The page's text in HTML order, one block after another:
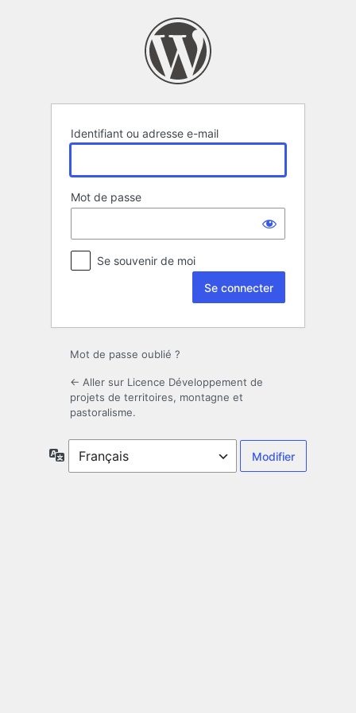
Identifiant ou adresse e-mail
Mot de passe
Se souvenir de moi
Mot de passe oublié ?
← Aller sur Licence Développement de
projets de territoires, montagne et
pastoralisme.
Langue